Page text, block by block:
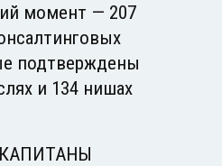
момент — 207
подтверждены
и 134 нишах